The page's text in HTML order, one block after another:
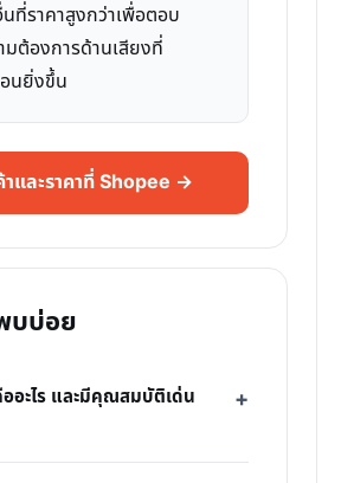
ที่ราคาสูงกว่าเพื่อตอบ
ต้องการด้านเสียงที่
นยิ่งขึ้น
และราคาที่ Shopee →
บบ่อย
อะไร และมีคุณสมบัติเด่น